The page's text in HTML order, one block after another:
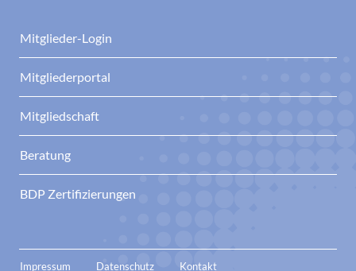
Mitglieder-Login
Mitgliederportal
Mitgliedschaft
Beratung
BDP Zertifizierungen
Impressum Datenschutz Kontakt